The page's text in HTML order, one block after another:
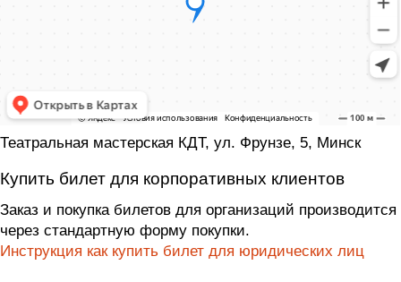
Театральная мастерская КДТ, ул. Фрунзе, 5, Минск
Купить билет для корпоративных клиентов
Заказ и покупка билетов для организаций производится
через стандартную форму покупки.
Инструкция как купить билет для юридических лиц